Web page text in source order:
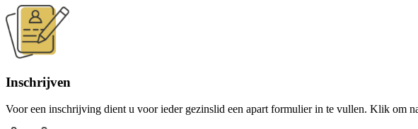
Inschrijven
Voor een inschrijving dient u voor ieder gezinslid een apart formulier in te vullen. Klik om